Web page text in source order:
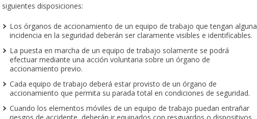
siguientes disposiciones:
Los órganos de accionamiento de un equipo de trabajo que tengan alguna
incidencia en la seguridad deberán ser claramente visibles e identificables.
La puesta en marcha de un equipo de trabajo solamente se podrá
efectuar mediante una acción voluntaria sobre un órgano de
accionamiento previo.
Cada equipo de trabajo deberá estar provisto de un órgano de
accionamiento que permita su parada total en condiciones de seguridad.
Cuando los elementos móviles de un equipo de trabajo puedan entrañar